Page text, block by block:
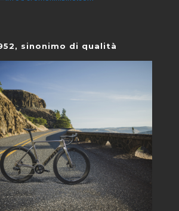
sinonimo di qualità